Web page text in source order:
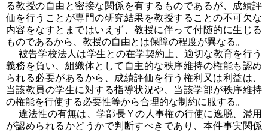
る教授の自由と密接な関係を有するものであるが、成績評
価を行うことが専門の研究結果を教授することの不可欠な
内容をなすとまではいえず、教授に伴って付随的に生じる
ものであるから、教授の自由とは保障の程度が異なる。
被告学校法人は学生との在学契約上、適切な教育を行う
義務を負い、組織体として自主的な秩序維持の権能も認め
られる必要があるから、成績評価を行う権利又は利益は、
当該教員の学生に対する指導状況や、当該学部が秩序維持
の権能を行使する必要性等から合理的な制約に服する。
違法性の有無は、学部長Ｙの人事権の行使に逸脱、濫用
が認められるかどうかで判断すべきであり、本件事実関係